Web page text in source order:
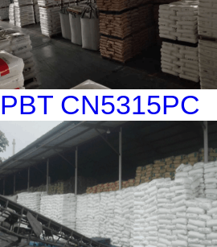
PBT CN5315PC